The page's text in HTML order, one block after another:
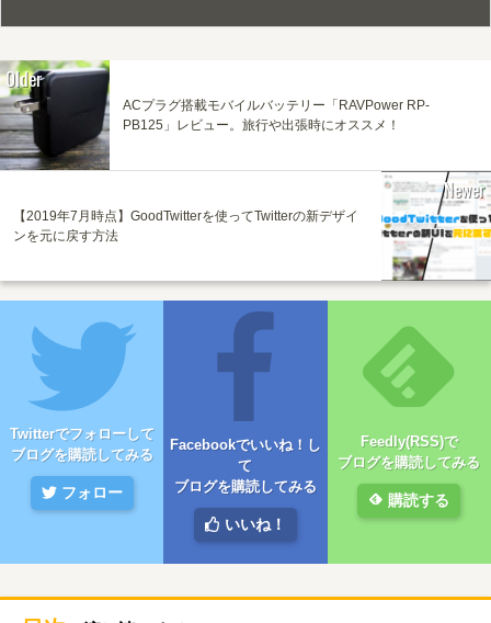
Older
ACプラグ搭載モバイルバッテリー「RAVPower RP-
PB125」レビュー。旅行や出張時にオススメ！
【2019年7月時点】GoodTwitterを使ってTwitterの新デザイ
ンを元に戻す方法
Newer
Twitterでフォローして
ブログを購読してみる
フォロー
Facebookでいいね！し
て
ブログを購読してみる
いいね！
Feedly(RSS)で
ブログを購読してみる
購読する